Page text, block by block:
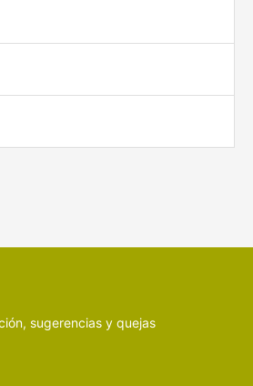
sugerencias y quejas